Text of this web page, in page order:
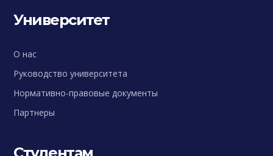
Университет
О нас
Руководство университета
Нормативно-правовые документы
Партнеры